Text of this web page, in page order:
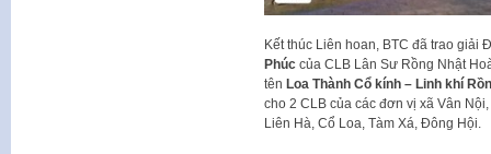
Kết thúc Liên hoan, BTC đã trao giải
Phúccủa CLB Lân Sư Rồng Nhật
tên Loa Thành Cổ kính – Linh khí
cho 2 CLB của các đơn vị xã Vân
Liên Hà, Cổ Loa, Tàm Xá, Đông Hội.